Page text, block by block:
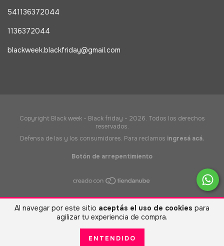
Al navegar por este sitio aceptás el uso de cookies para
agilizar tu experiencia de compra.
ENTENDIDO
541136372044
1136372044
blackweek.blackfriday@gmail.com
Copyright Black week - Black friday - 2026. Todos los derechos
reservados.
Defensa de las y los consumidores. Para reclamos ingresá acá.
Botón de arrepentimiento